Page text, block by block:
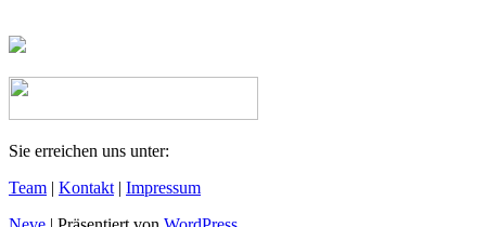
Sie erreichen uns unter:
Team | Kontakt | Impressum